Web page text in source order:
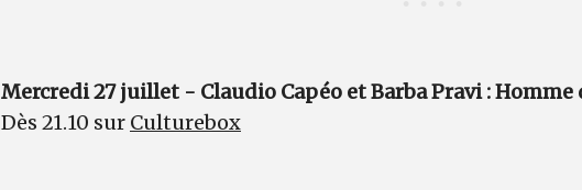
Mercredi 27 juillet - Claudio Capéo et Barba Pravi :
Dès 21.10 sur Culturebox